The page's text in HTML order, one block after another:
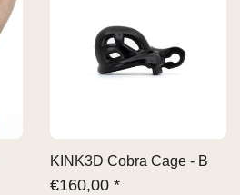
KINK3D Cobra Cage - B
€160,00 *